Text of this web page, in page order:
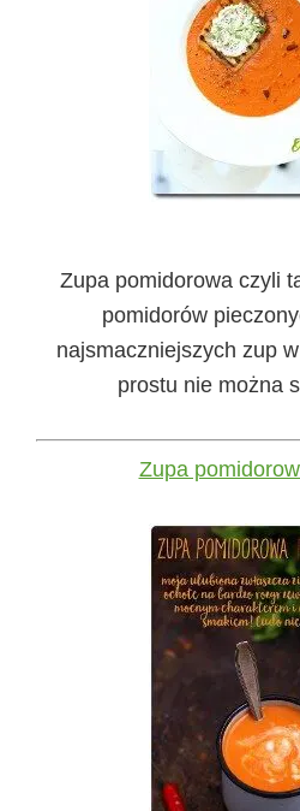
Zupa pomidorowa czyli
pomidorów
najsmaczniejszych zup
prostu nie można
Zupa